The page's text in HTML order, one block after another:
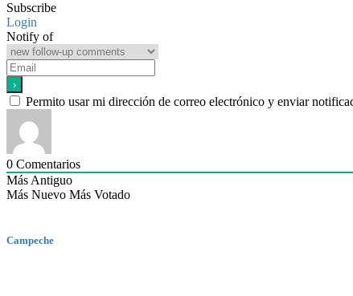
Subscribe
Login
Notify of
Permito usar mi dirección de correo electrónico y enviar
0 Comentarios
Más Antiguo
Más Nuevo Más Votado
Campeche